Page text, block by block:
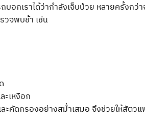
บอกเราได้ว่ากำลังเจ็บป่วย หลายครั้งกว่
วจพบช้า เช่น
ะเหงือก
ะคัดกรองอย่างสม่ำเสมอ จึงช่วยให้สัตว